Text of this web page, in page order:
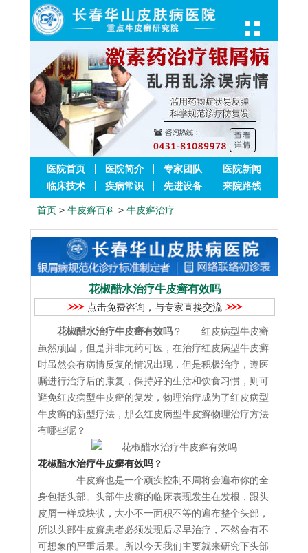
医院首页 医院简介 专家团队
医院新闻
临床技术
疾病常识 先进设备 来院路线
首页 > 牛皮癣百科 > 牛皮癣治疗
花椒醋水治疗牛皮癣有效吗
点击免费咨询，与专家直接交流
花椒醋水治疗牛皮癣有效吗 ？ 红皮病型牛皮癣
虽然顽固，但是并非无药可医，在治疗红皮病型牛皮癣
时虽然会有病情反复的情况出现，但是积极治疗，遵医
嘱进行治疗后的康复，保持好的生活和饮食习惯，则可
避免红皮病型牛皮癣的复发，物理治疗成为了红皮病型
牛皮癣的新型疗法，那么红皮病型牛皮癣物理治疗方法
有哪些呢？
花椒醋水治疗牛皮癣有效吗 ？
牛皮癣也是一个顽疾控制不周将会遍布你的全
身包括头部。头部牛皮癣的临床表现发生在发根，跟头
皮屑一样成块状，大小不一面积不等的遍布整个头部，
所以头部牛皮癣患者必须发现后尽早治疗，不然会有不
可想象的严重后果。所以今天我们主要就来研究下头部